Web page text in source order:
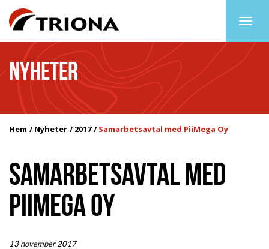
NYHETER
Hem Nyheter 2017 Samarbetsavtal med PiiMega Oy
SAMARBETSAVTAL MED
PIIMEGA OY
13 november 2017